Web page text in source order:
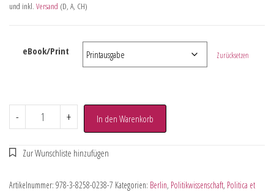
und inkl. Versand (D, A, CH)
eBook/Print Zurücksetzen
- + In den Warenkorb
Artikelnummer: 978-3-8258-0238-7 Kategorien: Berlin, Politikwissenschaft, Politica et